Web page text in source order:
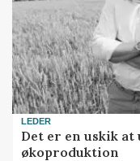
LEDER
Det er en uskik
økoproduktion